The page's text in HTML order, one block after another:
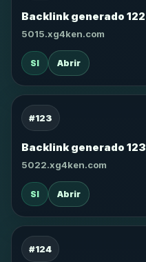
Backlink generado 122
5015.xg4ken.com
SI Abrir
#123
Backlink generado 123
5022.xg4ken.com
SI Abrir
#124